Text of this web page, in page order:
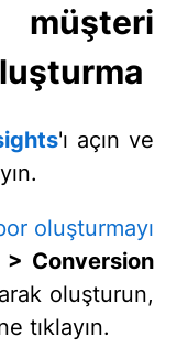
'ı açın ve
oluşturmayı
Conversion
oluşturun,
tıklayın.